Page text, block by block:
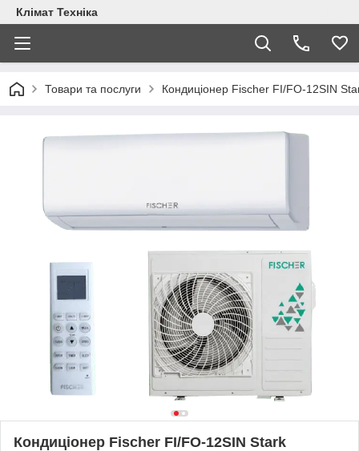
Клімат Техніка
Товари та послуги Кондиціонер Fischer FI/FO-12SIN
Кондиціонер Fischer FI/FO-12SIN Stark